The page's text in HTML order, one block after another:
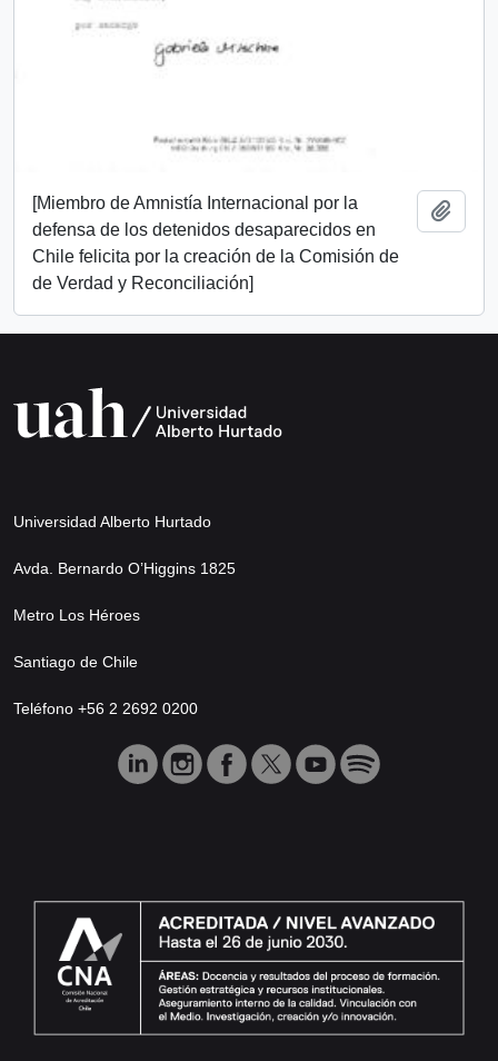
[Miembro de Amnistía Internacional por la
defensa de los detenidos desaparecidos en
Chile felicita por la creación de la Comisión de
de Verdad y Reconciliación]
Universidad Alberto Hurtado
Avda. Bernardo O’Higgins 1825
Metro Los Héroes
Santiago de Chile
Teléfono +56 2 2692 0200